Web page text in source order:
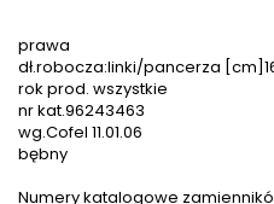
prawa
dł.robocza:linki/pancerza
rok prod. wszystkie
nr kat.96243463
wg.Cofel 11.01.06
bębny
Numery katalogowe